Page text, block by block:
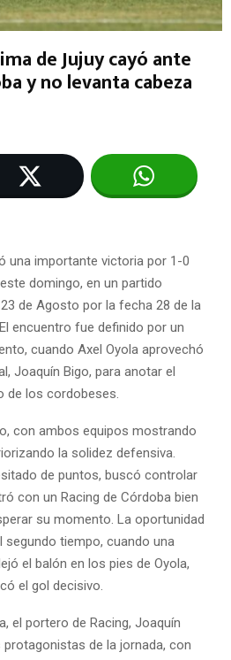
de Jujuy cayó ante
y no levanta cabeza
una importante victoria por 1-0
domingo, en un partido
de Agosto por la fecha 28 de la
encuentro fue definido por un
cuando Axel Oyola aprovechó
Joaquín Bigo, para anotar el
de los cordobeses.
con ambos equipos mostrando
la solidez defensiva.
de puntos, buscó controlar
con un Racing de Córdoba bien
su momento. La oportunidad
segundo tiempo, cuando una
el balón en los pies de Oyola,
el gol decisivo.
el portero de Racing, Joaquín
de la jornada, con